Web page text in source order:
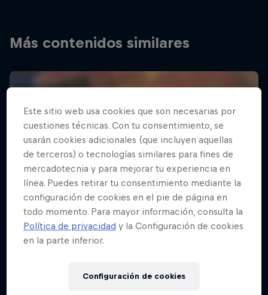
Más contenidos similares
Este sitio web usa cookies que son necesarias por
cuestiones técnicas. Con tu consentimiento, se
usarán cookies adicionales (que incluyen aquellas
de terceros) o tecnologías similares para fines de
mercadotecnia y para mejorar tu experiencia en
línea. Puedes retirar tu consentimiento mediante la
configuración de cookies en el pie de página en
todo momento. Para mayor información, consulta la
Política de privacidad y la Configuración de cookies
en la parte inferior.
Configuración de cookies